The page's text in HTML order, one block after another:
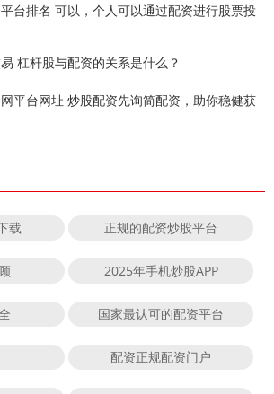
台排名 可以，个人可以通过配资进行股票投
杠杆股与配资的关系是什么？
平台网址 炒股配资先询简配资，助你稳健获
载 正规的配资炒股平台
2025年手机炒股APP
国家最认可的配资平台
配资正规配资门户